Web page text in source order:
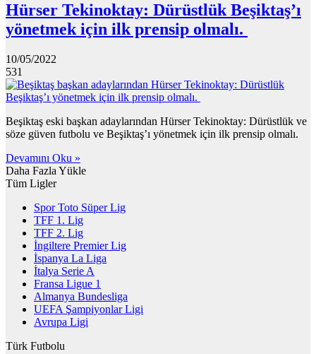
Hürser Tekinoktay: Dürüstlük Beşiktaş’ı
yönetmek için ilk prensip olmalı.
10/05/2022
531
Beşiktaş eski başkan adaylarından Hürser Tekinoktay: Dürüstlük ve
söze güven futbolu ve Beşiktaş’ı yönetmek için ilk prensip olmalı.
Devamını Oku »
Daha Fazla Yükle
Tüm Ligler
Spor Toto Süper Lig
TFF 1. Lig
TFF 2. Lig
İngiltere Premier Lig
İspanya La Liga
İtalya Serie A
Fransa Ligue 1
Almanya Bundesliga
UEFA Şampiyonlar Ligi
Avrupa Ligi
Türk Futbolu